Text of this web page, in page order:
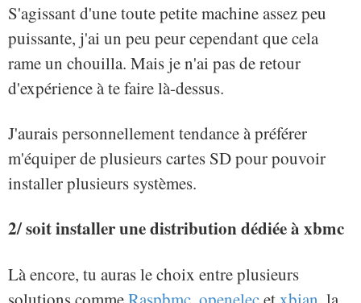
S'agissant d'une toute petite machine assez peu
puissante, j'ai un peu peur cependant que cela
rame un chouilla. Mais je n'ai pas de retour
d'expérience à te faire là-dessus.
J'aurais personnellement tendance à préférer
m'équiper de plusieurs cartes SD pour pouvoir
installer plusieurs systèmes.
2/ soit installer une distribution dédiée à xbmc
Là encore, tu auras le choix entre plusieurs